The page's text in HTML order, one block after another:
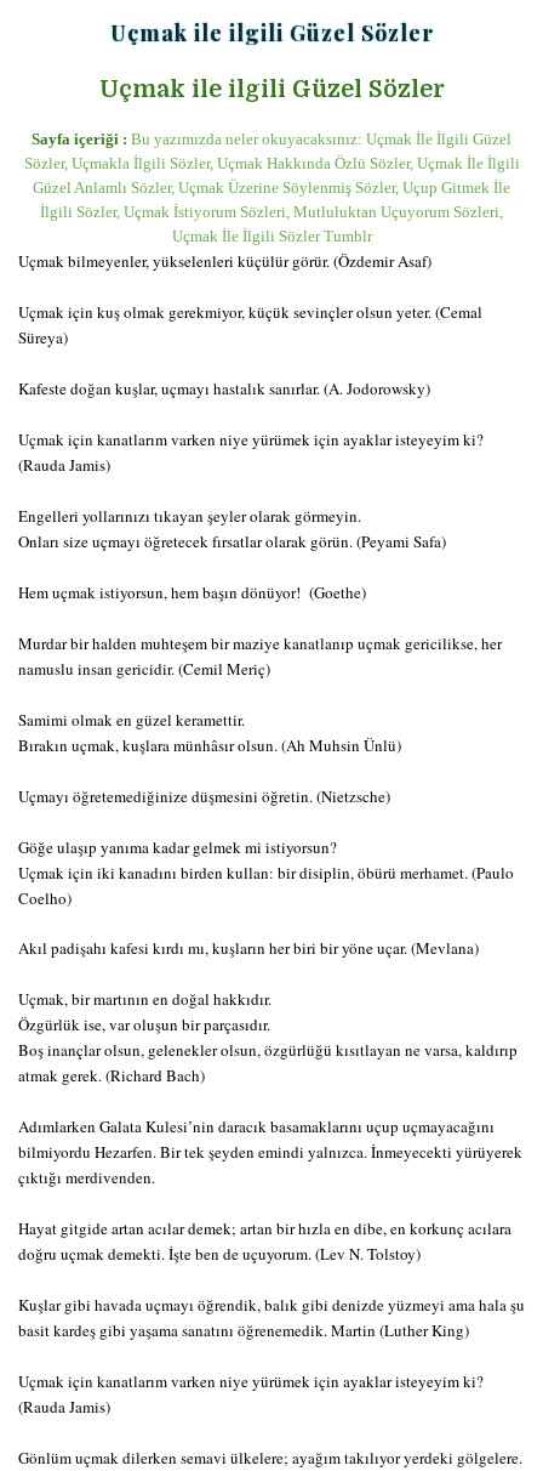
Uçmak ile ilgili Güzel Sözler
Uçmak ile ilgili Güzel Sözler
Sayfa içeriği : Bu yazımızda neler okuyacaksınız: Uçmak İle İlgili Güzel
Sözler, Uçmakla İlgili Sözler, Uçmak Hakkında Özlü Sözler, Uçmak İle İlgili
Güzel Anlamlı Sözler, Uçmak Üzerine Söylenmiş Sözler, Uçup Gitmek İle
İlgili Sözler, Uçmak İstiyorum Sözleri, Mutluluktan Uçuyorum Sözleri,
Uçmak İle İlgili Sözler Tumblr
Uçmak bilmeyenler, yükselenleri küçülür görür. (Özdemir Asaf)
Uçmak için kuş olmak gerekmiyor, küçük sevinçler olsun yeter. (Cemal
Süreya)
Kafeste doğan kuşlar, uçmayı hastalık sanırlar. (A. Jodorowsky)
Uçmak için kanatlarım varken niye yürümek için ayaklar isteyeyim ki?
(Rauda Jamis)
Engelleri yollarınızı tıkayan şeyler olarak görmeyin.
Onları size uçmayı öğretecek fırsatlar olarak görün. (Peyami Safa)
Hem uçmak istiyorsun, hem başın dönüyor! (Goethe)
Murdar bir halden muhteşem bir maziye kanatlanıp uçmak gericilikse, her
namuslu insan gericidir. (Cemil Meriç)
Samimi olmak en güzel keramettir.
Bırakın uçmak, kuşlara münhâsır olsun. (Ah Muhsin Ünlü)
Uçmayı öğretemediğinize düşmesini öğretin. (Nietzsche)
Göğe ulaşıp yanıma kadar gelmek mi istiyorsun?
Uçmak için iki kanadını birden kullan: bir disiplin, öbürü merhamet. (Paulo
Coelho)
Akıl padişahı kafesi kırdı mı, kuşların her biri bir yöne uçar. (Mevlana)
Uçmak, bir martının en doğal hakkıdır.
Özgürlük ise, var oluşun bir parçasıdır.
Boş inançlar olsun, gelenekler olsun, özgürlüğü kısıtlayan ne varsa, kaldırıp
atmak gerek. (Richard Bach)
Adımlarken Galata Kulesi’nin daracık basamaklarını uçup uçmayacağını
bilmiyordu Hezarfen. Bir tek şeyden emindi yalnızca. İnmeyecekti yürüyerek
çıktığı merdivenden.
Hayat gitgide artan acılar demek; artan bir hızla en dibe, en korkunç acılara
doğru uçmak demekti. İşte ben de uçuyorum. (Lev N. Tolstoy)
Kuşlar gibi havada uçmayı öğrendik, balık gibi denizde yüzmeyi ama hala şu
basit kardeş gibi yaşama sanatını öğrenemedik. Martin (Luther King)
Uçmak için kanatlarım varken niye yürümek için ayaklar isteyeyim ki?
(Rauda Jamis)
Gönlüm uçmak dilerken semavi ülkelere; ayağım takılıyor yerdeki gölgelere.